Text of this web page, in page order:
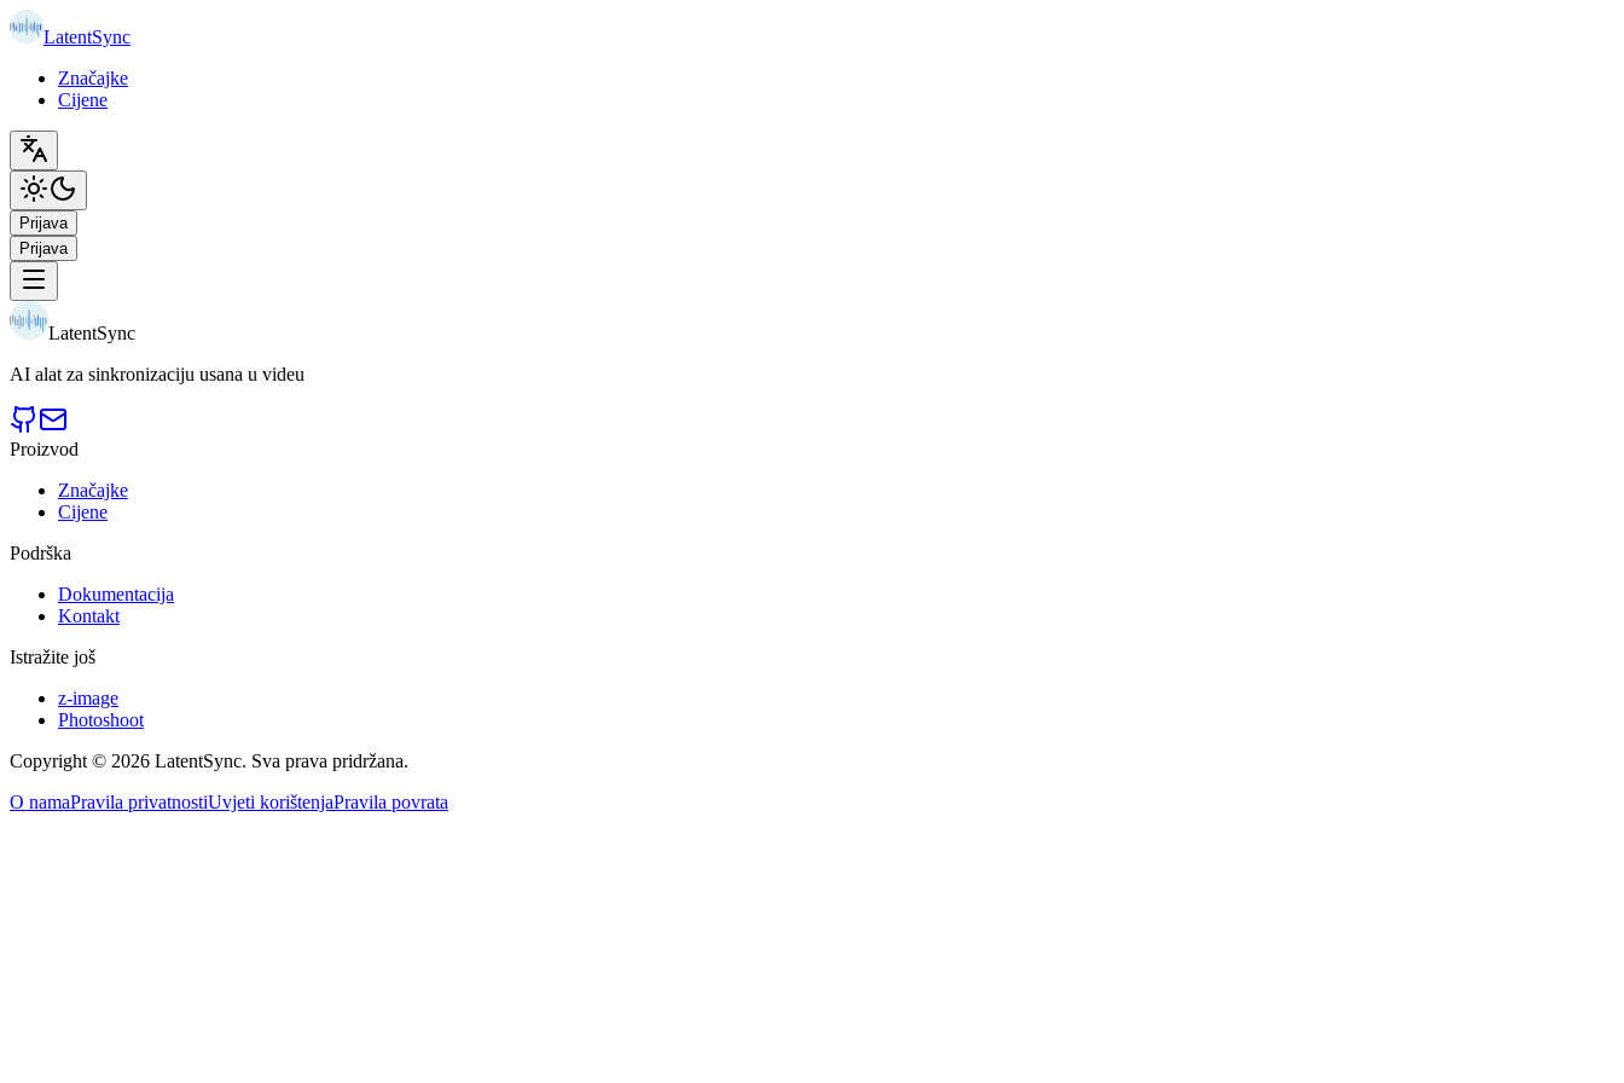
LatentSync
Značajke
Cijene
Prijava
Prijava
LatentSync
AI alat za sinkronizaciju usana u videu
Proizvod
Značajke
Cijene
Podrška
Dokumentacija
Kontakt
Istražite još
z-image
Photoshoot
Copyright © 2026 LatentSync. Sva prava pridržana.
O namaPravila privatnostiUvjeti korištenjaPravila povrata